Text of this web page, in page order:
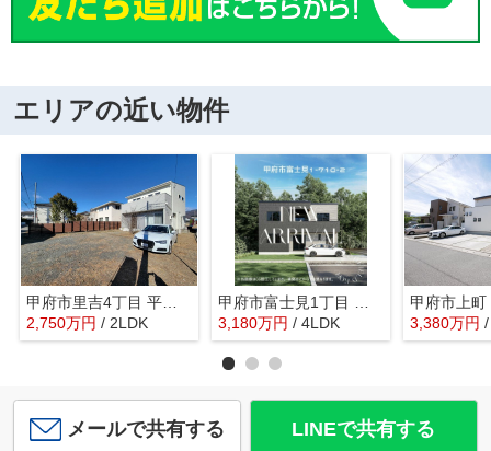
エリアの近い物件
甲府市里吉4丁目 平成29年築中古戸建 南道路 車6台以上
2,750万円 / 2LDK
甲府市富士見1丁目 新築 バリアフリーのオール電化住宅
3,180万円 / 4LDK 3,380万円
メールで共有する LINEで共有する